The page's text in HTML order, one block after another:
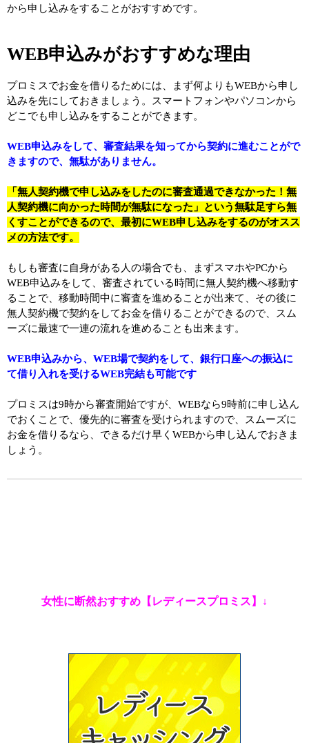
から申し込みをすることがおすすめです。
WEB申込みがおすすめな理由
プロミスでお金を借りるためには、まず何よりもWEBから申し
込みを先にしておきましょう。スマートフォンやパソコンから
どこでも申し込みをすることができます。
WEB申込みをして、審査結果を知ってから契約に進むことがで
きますので、無駄がありません。
「無人契約機で申し込みをしたのに審査通過できなかった！無
人契約機に向かった時間が無駄になった」という無駄足すら無
くすことができるので、最初にWEB申し込みをするのがオスス
メの方法です。
もしも審査に自身がある人の場合でも、まずスマホやPCから
WEB申込みをして、審査されている時間に無人契約機へ移動す
ることで、移動時間中に審査を進めることが出来て、その後に
無人契約機で契約をしてお金を借りることができるので、スム
ーズに最速で一連の流れを進めることも出来ます。
WEB申込みから、WEB場で契約をして、銀行口座への振込に
て借り入れを受けるWEB完結も可能です
プロミスは9時から審査開始ですが、WEBなら9時前に申し込ん
でおくことで、優先的に審査を受けられますので、スムーズに
お金を借りるなら、できるだけ早くWEBから申し込んでおきま
しょう。
女性に断然おすすめ【レディースプロミス】↓